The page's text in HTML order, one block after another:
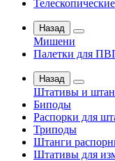
Назад
Мишени
Палетки для
Назад
Штативы и
Биподы
Распорки для
Триподы
Штанги
Штативы для